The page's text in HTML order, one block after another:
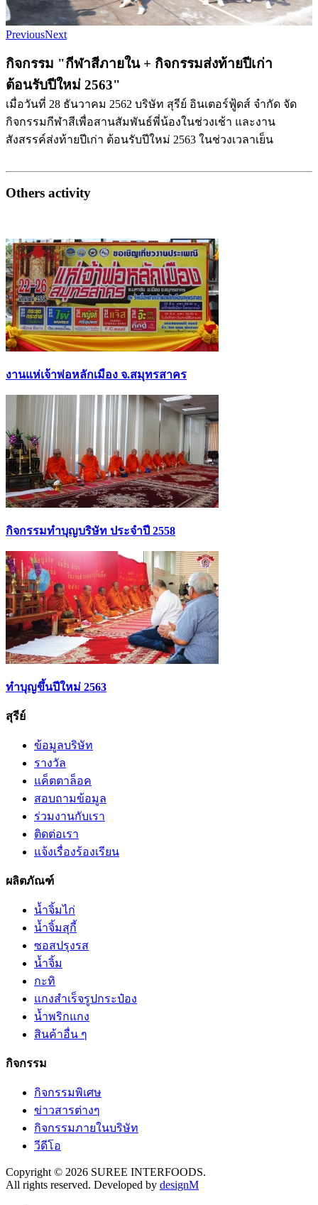
PreviousNext
กิจกรรม "กีฬาสีภายใน + กิจกรรมส่งท้ายปีเก่า
ต้อนรับปีใหม่ 2563"
เมื่อวันที่ 28 ธันวาคม 2562 บริษัท สุรีย์ อินเตอร์ฟู้ดส์ จำกัด จัด
กิจกรรมกีฬาสีเพื่อสานสัมพันธ์พี่น้องในช่วงเช้า และงาน
สังสรรค์ส่งท้ายปีเก่า ต้อนรับปีใหม่ 2563 ในช่วงเวลาเย็น
Others activity
งานแห่เจ้าพ่อหลักเมือง จ.สมุทรสาคร
กิจกรรมทำบุญบริษัท ประจำปี 2558
ทำบุญขึ้นปีใหม่ 2563
สุรีย์
ข้อมูลบริษัท
รางวัล
แค็ตตาล็อค
สอบถามข้อมูล
ร่วมงานกับเรา
ติดต่อเรา
แจ้งเรื่องร้องเรียน
ผลิตภัณฑ์
น้ำจิ้มไก่
น้ำจิ้มสุกี้
ซอสปรุงรส
น้ำจิ้ม
กะทิ
แกงสำเร็จรูปกระป๋อง
น้ำพริกแกง
สินค้าอื่น ๆ
กิจกรรม
กิจกรรมพิเศษ
ข่าวสารต่างๆ
กิจกรรมภายในบริษัท
วีดีโอ
Copyright © 2026 SUREE INTERFOODS.
All rights reserved. Developed by designM